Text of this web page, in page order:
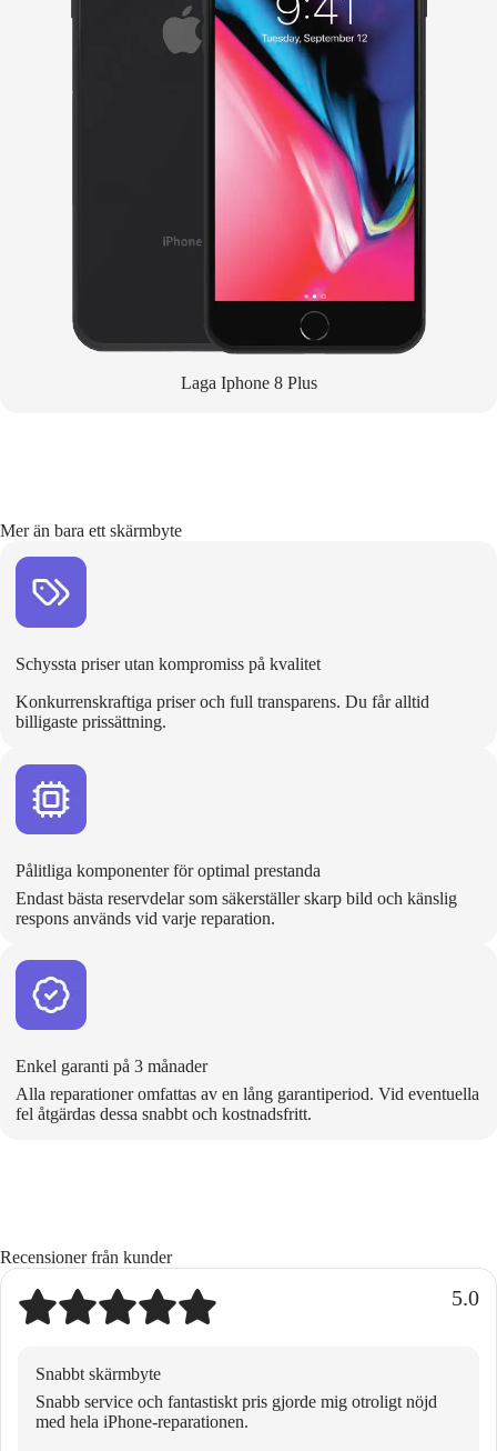
Laga Iphone 8 Plus
Mer än bara ett skärmbyte
Schyssta priser utan kompromiss på kvalitet
Konkurrenskraftiga priser och full transparens. Du får alltid
billigaste prissättning.
Pålitliga komponenter för optimal prestanda
Endast bästa reservdelar som säkerställer skarp bild och känslig
respons används vid varje reparation.
Enkel garanti på 3 månader
Alla reparationer omfattas av en lång garantiperiod. Vid eventuella
fel åtgärdas dessa snabbt och kostnadsfritt.
Recensioner från kunder
5.0
Snabbt skärmbyte
Snabb service och fantastiskt pris gjorde mig otroligt nöjd
med hela iPhone-reparationen.